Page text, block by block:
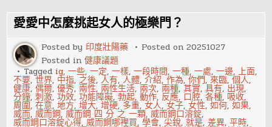
濕
疣
如
何
護
理
才
是
王
道
愛愛中怎麼挑起女人的極樂門？
Posted by 印度壯陽藥 Posted on20251027
Posted in健康議題
Tagged ig,一些,一定,一樣,一段時間,一種,一處,一邊,上面,
不要,世界, 中指, 之後,人有,人體,介紹,作為,你們,來臨,個人,
健康,偶爾,優秀, 兩性, 兩性生活, 兩次, 兩種,其實,具有, 出現,
分鐘,刺激,功效,功能障礙,勃起,動作, 反應, 口腔,各種, 吸收,
周圍,在意,地方,增大,增硬, 多重,女人,女子,女性,如何,如果,
威而,威而鋼,威而鋼 四 分 之 一顆,威而鋼口溶錠,
威而鋼口溶錠心得,威而鋼哪裡買,學會,尖銳,就是,差異,平時,